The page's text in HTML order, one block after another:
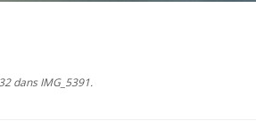
dansIMG_5391.